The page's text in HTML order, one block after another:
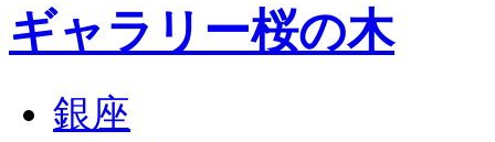
ギャラリー桜の木
銀座